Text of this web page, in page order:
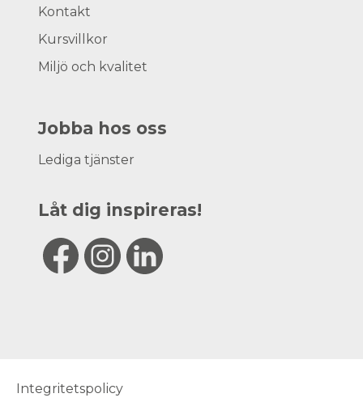
Kontakt
Kursvillkor
Miljö och kvalitet
Jobba hos oss
Lediga tjänster
Låt dig inspireras!
Integritetspolicy